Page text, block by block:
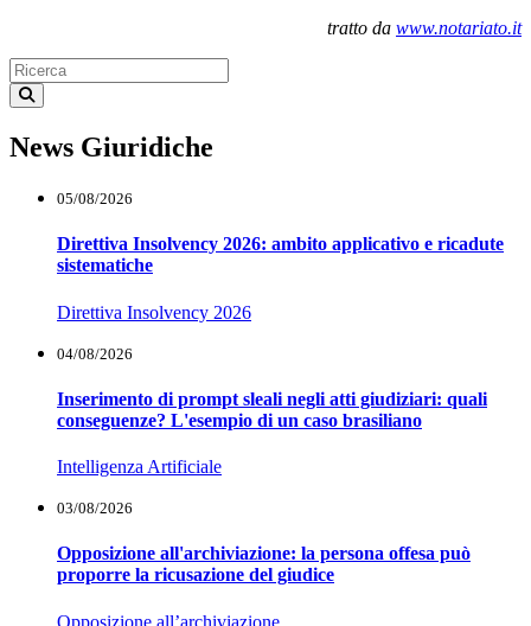
tratto da www.notariato.it
News Giuridiche
05/08/2026
Direttiva Insolvency 2026: ambito applicativo e ricadute
sistematiche
Direttiva Insolvency 2026
04/08/2026
Inserimento di prompt sleali negli atti giudiziari: quali
conseguenze? L'esempio di un caso brasiliano
Intelligenza Artificiale
03/08/2026
Opposizione all'archiviazione: la persona offesa può
proporre la ricusazione del giudice
Opposizione all’archiviazione